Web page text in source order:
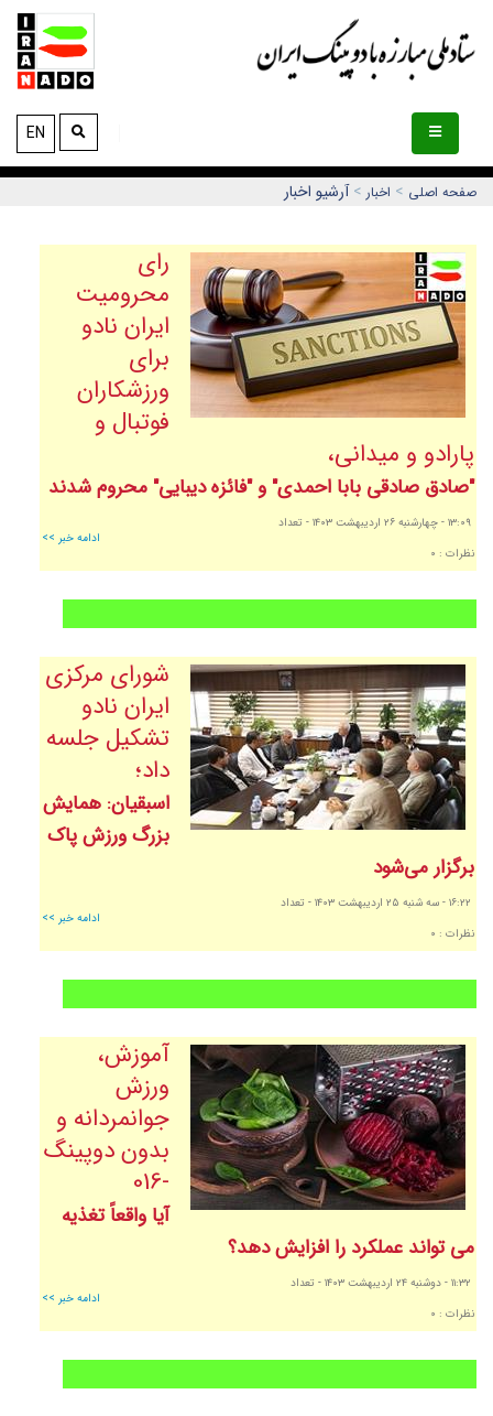
EN
صفحه اصلی > اخبار > آرشیو اخبار
رای
محرومیت
ایران نادو
برای
ورزشکاران
فوتبال و
پارادو و میدانی،
"صادق صادقی بابا احمدی" و "فائزه دیبایی" محروم شدند
١٣:٠٩ - چهارشنبه ٢٦ ارديبهشت ١٤٠٣
- تعداد
نظرات : ٠
ادامه خبر >>
شورای مرکزی
ایران نادو
تشکیل جلسه
داد؛
اسبقیان: همایش
بزرگ ورزش پاک
برگزار می‌شود
١٦:٢٢ - سه شنبه ٢٥ ارديبهشت ١٤٠٣
- تعداد
نظرات : ٠
ادامه خبر >>
آموزش،
ورزش
جوانمردانه و
بدون دوپینگ
-016
آیا واقعاً تغذیه
می تواند عملکرد را افزایش دهد؟
١١:٣٢ - دوشنبه ٢٤ ارديبهشت ١٤٠٣
- تعداد
نظرات : ٠
ادامه خبر >>